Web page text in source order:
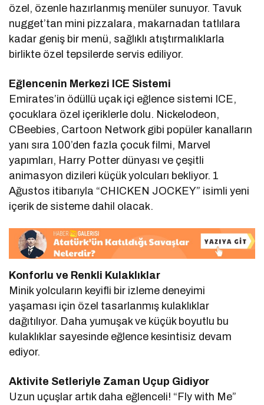
özel, özenle hazırlanmış menüler sunuyor. Tavuk
nugget’tan mini pizzalara, makarnadan tatlılara
kadar geniş bir menü, sağlıklı atıştırmalıklarla
birlikte özel tepsilerde servis ediliyor.
Eğlencenin Merkezi ICE Sistemi
Emirates’in ödüllü uçak içi eğlence sistemi ICE,
çocuklara özel içeriklerle dolu. Nickelodeon,
CBeebies, Cartoon Network gibi popüler kanalların
yanı sıra 100’den fazla çocuk filmi, Marvel
yapımları, Harry Potter dünyası ve çeşitli
animasyon dizileri küçük yolcuları bekliyor. 1
Ağustos itibarıyla “CHICKEN JOCKEY” isimli yeni
içerik de sisteme dahil olacak.
Konforlu ve Renkli Kulaklıklar
Minik yolcuların keyifli bir izleme deneyimi
yaşaması için özel tasarlanmış kulaklıklar
dağıtılıyor. Daha yumuşak ve küçük boyutlu bu
kulaklıklar sayesinde eğlence kesintisiz devam
ediyor.
Aktivite Setleriyle Zaman Uçup Gidiyor
Uzun uçuşlar artık daha eğlenceli! “Fly with Me”